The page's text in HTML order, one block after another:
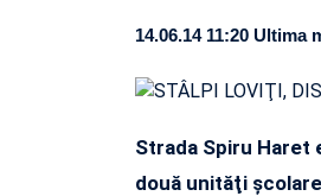
14.06.14 11:20 Ultima
Strada Spiru Haret
două unităţi